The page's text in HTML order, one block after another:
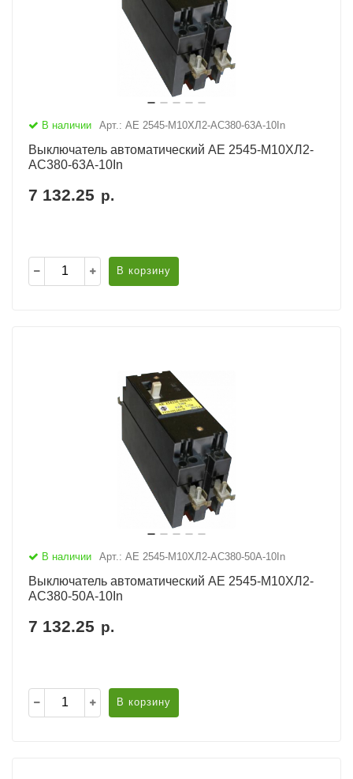
В наличии Арт.: АЕ 2545-М10ХЛ2-AC380-63А-10In
Выключатель автоматический АЕ 2545-М10ХЛ2-
AC380-63А-10In
7 132.25 р.
В корзину
В наличии Арт.: АЕ 2545-М10ХЛ2-AC380-50А-10In
Выключатель автоматический АЕ 2545-М10ХЛ2-
AC380-50А-10In
7 132.25 р.
В корзину